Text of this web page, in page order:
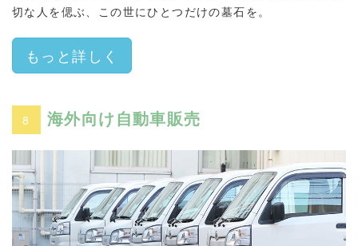
切な人を偲ぶ、この世にひとつだけの墓石を。
もっと詳しく
8 海外向け自動車販売